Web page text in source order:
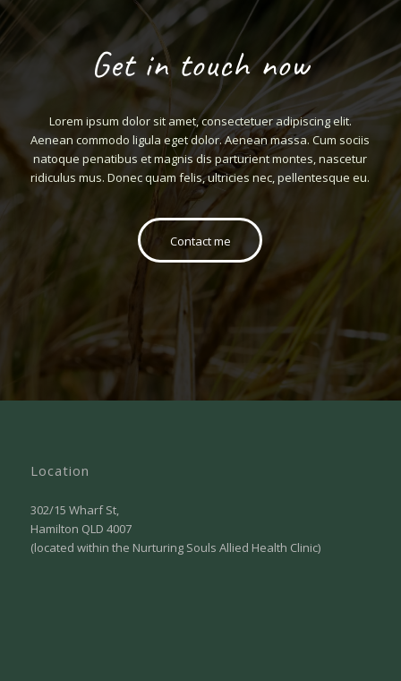
Get in touch now
Lorem ipsum dolor sit amet, consectetuer adipiscing elit.
Aenean commodo ligula eget dolor. Aenean massa. Cum sociis
natoque penatibus et magnis dis parturient montes, nascetur
ridiculus mus. Donec quam felis, ultricies nec, pellentesque eu.
Contact me
Location
302/15 Wharf St,
Hamilton QLD 4007
(located within the Nurturing Souls Allied Health Clinic)